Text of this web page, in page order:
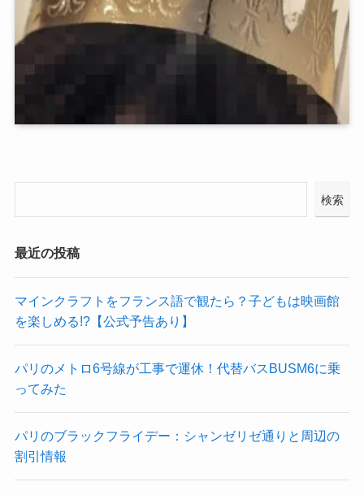
検索
最近の投稿
マインクラフトをフランス語で観たら？子どもは映画館
を楽しめる!?【公式予告あり】
パリのメトロ6号線が工事で運休！代替バスBUSM6に乗
ってみた
パリのブラックフライデー：シャンゼリゼ通りと周辺の
割引情報